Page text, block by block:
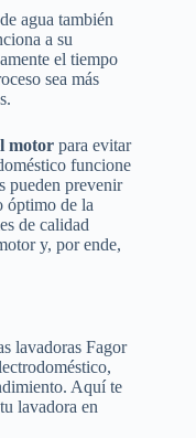
agua también
a su
el tiempo
sea más
motor para evitar
funcione
pueden prevenir
óptimo de la
de calidad
y, por ende,
lavadoras Fagor
Aquí te
lavadora en